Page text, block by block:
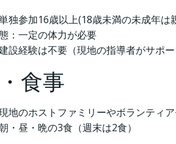
独参加16歳以上(18歳未満の未成年は
：一定の体力が必要
設経験は不要（現地の指導者がサポ
食事
地のホストファミリーやボランティ
・昼・晩の3食（週末は2食）